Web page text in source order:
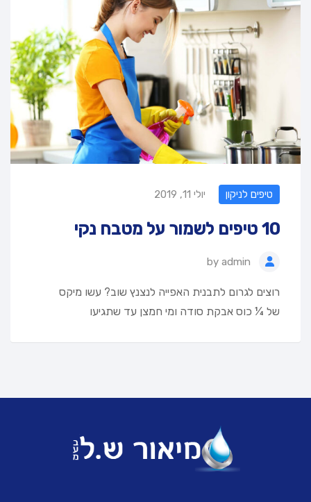
טיפים לניקון יולי 11, 2019
10 טיפים לשמור על מטבח נקי
by admin
רוצים לגרום לתבנית האפייה לנצנץ שוב? עשו מיקס
של ¼ כוס אבקת סודה ומי חמצן עד שתגיעו